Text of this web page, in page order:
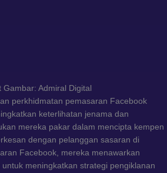
Gambar: Admiral Digital
perkhidmatan pemasaran Facebook
keterlihatan jenama dan
mereka pakar dalam mencipta kempen
dengan pelanggan sasaran di
Facebook, mereka menawarkan
meningkatkan strategi pengiklanan